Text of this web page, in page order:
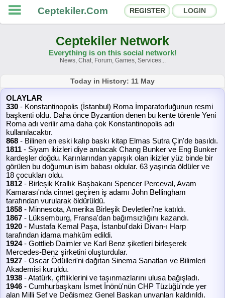
Ceptekiler.Com REGISTER LOGIN
Forums Social Shares
Chat Rooms App Ecosystem
Announcements Contact
About Us
Ceptekiler.Com - v2025.01
Licence F.A.Q. C.S. Contract
Ceptekiler Network
Everything is on this social network!
News, Chat, Forum, Games, Services...
Today in History: 11 May
OLAYLAR
330 - Konstantinopolis (İstanbul) Roma İmparatorluğunun resmi
başkenti oldu. Daha önce Byzantion denen bu kente törenle Yeni
Roma adı verilir ama daha çok Konstantinopolis adı
kullanılacaktır.
868 - Bilinen en eski kalıp baskı kitap Elmas Sutra Çin'de basıldı.
1811 - Siyam ikizleri diye anılacak Chang Bunker ve Eng Bunker
kardeşler doğdu. Karınlarından yapışık olan ikizler yüz binde bir
görülen bu doğumun isim babası oldular. 63 yaşında öldüler ve
18 çocukları oldu.
1812 - Birleşik Krallık Başbakanı Spencer Perceval, Avam
Kamarası'nda cinnet geçiren iş adamı John Bellingham
tarafından vurularak öldürüldü.
1858 - Minnesota, Amerika Birleşik Devletleri'ne katıldı.
1867 - Lüksemburg, Fransa'dan bağımsızlığını kazandı.
1920 - Mustafa Kemal Paşa, İstanbul'daki Divan-ı Harp
tarafından idama mahkûm edildi.
1924- Gottlieb Daimler ve Karl Benz şiketleri birleşerek
Mercedes-Benz şirketini oluşturdular.
1927 - Oscar Ödülleri'ni dağıtan Sinema Sanatları ve Bilimleri
Akademisi kuruldu.
1938 - Atatürk, çiftliklerini ve taşınmazlarını ulusa bağışladı.
1946 - Cumhurbaşkanı İsmet İnönü'nün CHP Tüzüğü'nde yer
alan Milli Şef ve Değişmez Genel Başkan unvanları kaldırıldı.